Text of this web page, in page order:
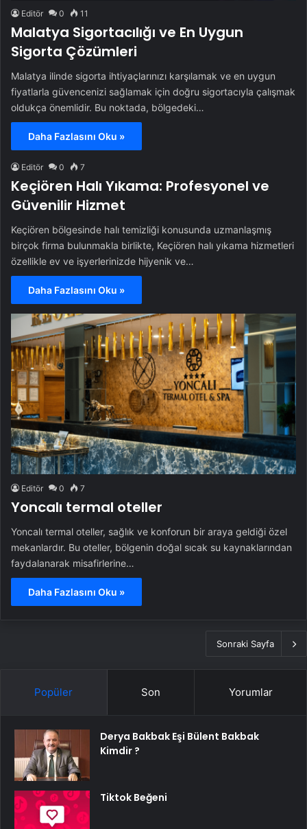
Editör 0 11
Malatya Sigortacılığı ve En Uygun
Sigorta Çözümleri
Malatya ilinde sigorta ihtiyaçlarınızı karşılamak ve en uygun
fiyatlarla güvencenizi sağlamak için doğru sigortacıyla çalışmak
oldukça önemlidir. Bu noktada, bölgedeki…
Daha Fazlasını Oku »
Editör 0 7
Keçiören Halı Yıkama: Profesyonel ve
Güvenilir Hizmet
Keçiören bölgesinde halı temizliği konusunda uzmanlaşmış
birçok firma bulunmakla birlikte, Keçiören halı yıkama hizmetleri
özellikle ev ve işyerlerinizde hijyenik ve…
Daha Fazlasını Oku »
Editör 0 7
Yoncalı termal oteller
Yoncalı termal oteller, sağlık ve konforun bir araya geldiği özel
mekanlardır. Bu oteller, bölgenin doğal sıcak su kaynaklarından
faydalanarak misafirlerine…
Daha Fazlasını Oku »
Sonraki Sayfa
Popüler Son Yorumlar
Derya Bakbak Eşi Bülent Bakbak
Kimdir ?
Tiktok Beğeni